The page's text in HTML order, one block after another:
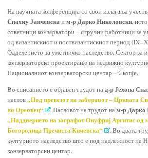
На научната конференција со свои излагања
Спахиу Јанчевска им-р Дарко Николовски,
советници конзерватори – стручни работници за
од византискиот и поствизантискиот период
Одделението за уметничко наследство, Сектор за
конзерваторско проектирање на недвижно
Националниот конзерваторски центар – Скопје.
Во списанието е објавен трудот над-р Јехона
наслов„Под превезот на заборавот – Црквата
во Ореовец“ . Насловот на трудот нам-р Дарко
„Наддверието на зографот Онуфриј Аргитис од
Богородица Пречиста Кичевска“
. Во двата
културното наследство што е под надлежност на
конзерваторски центар.